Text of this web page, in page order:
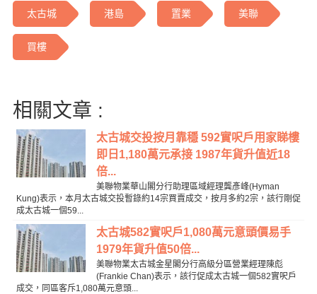
太古城 港島 置業 美聯
買樓
相關文章 :
太古城交投按月靠穩 592實呎戶用家睇樓
即日1,180萬元承接 1987年貨升值近18
倍...
美聯物業華山閣分行助理區域經理龔彥峰(Hyman
Kung)表示，本月太古城交投暫錄約14宗買賣成交，按月多約2宗，該行剛促
成太古城一個59...
太古城582實呎戶1,080萬元意頭價易手
1979年貨升值50倍...
美聯物業太古城金星閣分行高級分區營業經理陳彪
(Frankie Chan)表示，該行促成太古城一個582實呎戶
成交，同區客斥1,080萬元意頭...